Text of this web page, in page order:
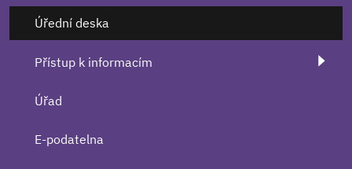
Úřední deska
Přístup k informacím
Úřad
E-podatelna